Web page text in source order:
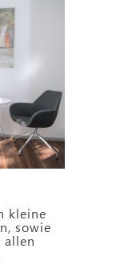
kleine
sowie
allen